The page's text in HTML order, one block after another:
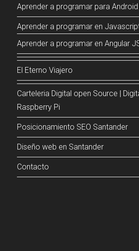
Aprender a programar para Android
Aprender a programar en
Aprender a programar en Angular
El Eterno Viajero
Carteleria Digital open Source |
Raspberry Pi
Posicionamiento SEO Santander
Diseño web en Santander
Contacto